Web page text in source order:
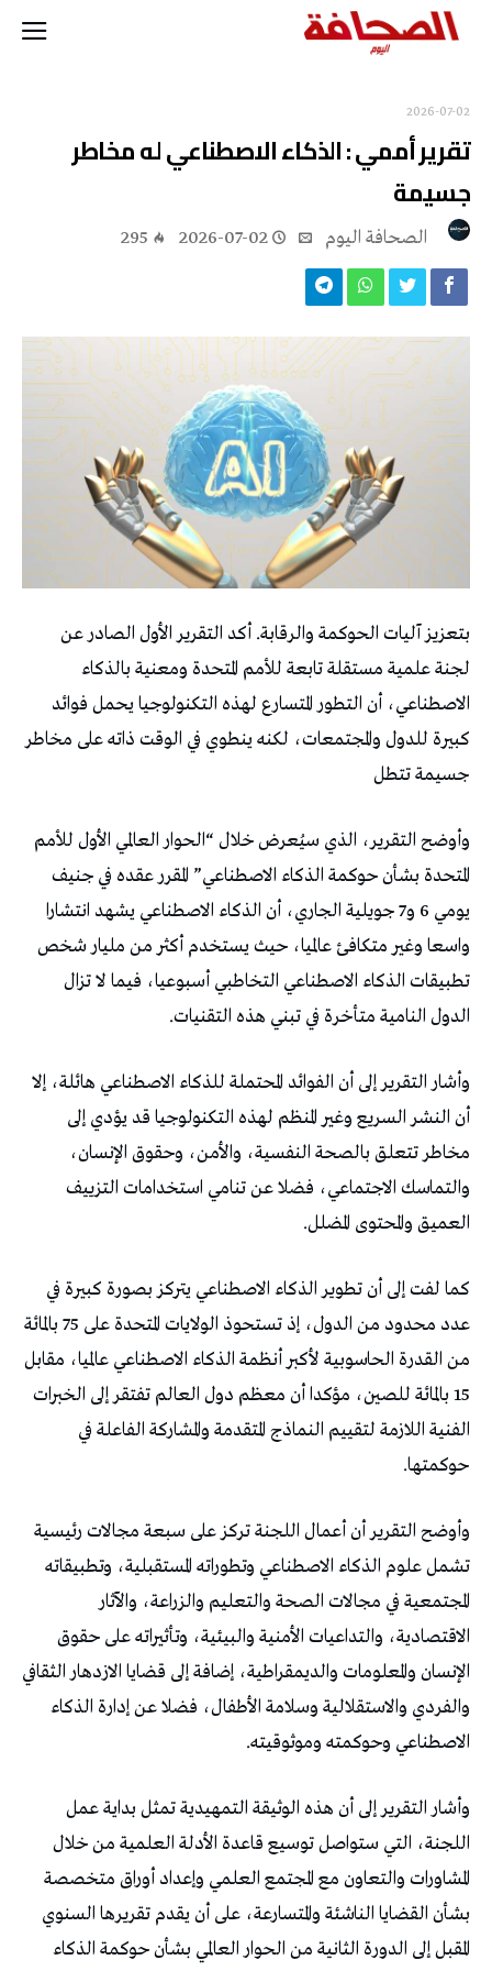
2026-07-02
تقرير أممي : الذكاء الاصطناعي له مخاطر
جسيمة
2026-07-02
295
بتعزيز آليات الحوكمة والرقابة. أكد التقرير الأول الصادر عن
لجنة علمية مستقلة تابعة للأمم المتحدة ومعنية بالذكاء
الاصطناعي، أن التطور المتسارع لهذه التكنولوجيا يحمل فوائد
كبيرة للدول والمجتمعات، لكنه ينطوي في الوقت ذاته على مخاطر
جسيمة تتطل
وأوضح التقرير، الذي سيُعرض خلال “الحوار العالمي الأول للأمم
المتحدة بشأن حوكمة الذكاء الاصطناعي” المقرر عقده في جنيف
يومي 6 و7 جويلية الجاري، أن الذكاء الاصطناعي يشهد انتشارا
واسعا وغير متكافئ عالميا، حيث يستخدم أكثر من مليار شخص
تطبيقات الذكاء الاصطناعي التخاطبي أسبوعيا، فيما لا تزال
الدول النامية متأخرة في تبني هذه التقنيات.
وأشار التقرير إلى أن الفوائد المحتملة للذكاء الاصطناعي هائلة، إلا
أن النشر السريع وغير المنظم لهذه التكنولوجيا قد يؤدي إلى
مخاطر تتعلق بالصحة النفسية، والأمن، وحقوق الإنسان،
والتماسك الاجتماعي، فضلا عن تنامي استخدامات التزييف
العميق والمحتوى المضلل.
كما لفت إلى أن تطوير الذكاء الاصطناعي يتركز بصورة كبيرة في
عدد محدود من الدول، إذ تستحوذ الولايات المتحدة على 75 بالمائة
من القدرة الحاسوبية لأكبر أنظمة الذكاء الاصطناعي عالميا، مقابل
15 بالمائة للصين، مؤكدا أن معظم دول العالم تفتقر إلى الخبرات
الفنية اللازمة لتقييم النماذج المتقدمة والمشاركة الفاعلة في
حوكمتها.
وأوضح التقرير أن أعمال اللجنة تركز على سبعة مجالات رئيسية
تشمل علوم الذكاء الاصطناعي وتطوراته المستقبلية، وتطبيقاته
المجتمعية في مجالات الصحة والتعليم والزراعة، والآثار
الاقتصادية، والتداعيات الأمنية والبيئية، وتأثيراته على حقوق
الإنسان والمعلومات والديمقراطية، إضافة إلى قضايا الازدهار الثقافي
والفردي والاستقلالية وسلامة الأطفال، فضلا عن إدارة الذكاء
الاصطناعي وحوكمته وموثوقيته.
وأشار التقرير إلى أن هذه الوثيقة التمهيدية تمثل بداية عمل
اللجنة، التي ستواصل توسيع قاعدة الأدلة العلمية من خلال
المشاورات والتعاون مع المجتمع العلمي وإعداد أوراق متخصصة
بشأن القضايا الناشئة والمتسارعة، على أن يقدم تقريرها السنوي
المقبل إلى الدورة الثانية من الحوار العالمي بشأن حوكمة الذكاء